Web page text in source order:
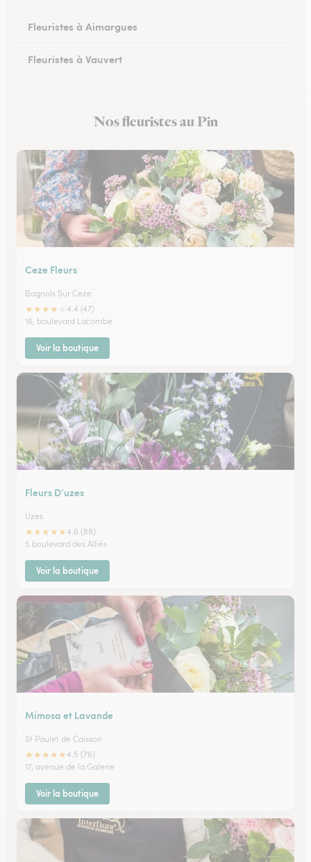
Fleuristes à Aimargues
Fleuristes à Vauvert
Fleuristes à SalindresNos fleuristes au Pin
Ceze Fleurs
Bagnols Sur Ceze
★★★★
4.4 (47)
16, boulevard Lacombe
Voir la boutique
Fleurs D’uzes
Uzes
★★★★★4.6 (88)
5 boulevard des Alliés
Voir la boutique
Mimosa et Lavande
St Paulet de Caisson
★★★★★4.5 (76)
17, avenue de la Galerie
Voir la boutique